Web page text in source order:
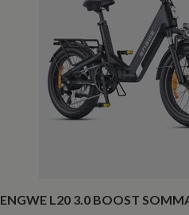
ENGWE L20 3.0 BOOST